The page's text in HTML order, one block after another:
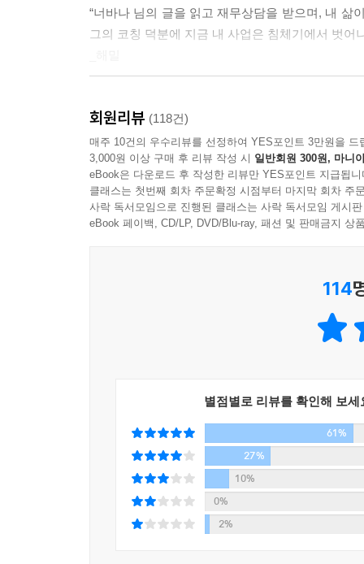
수익을 냈던 선배 투자자라고 해서 그가 권하는
자신이 없다면, 좀 더 기다리라. 기다리는 것 또한
객관적 정보만 편집되어 있는 책의 정보에 비해
도 하고, 책에 비해 비교적 실시간으로 공유되는
험을 통해 여러 아이디어를 얻을 수 있다는 것도
온라인상에서 좋은 동료를 만나기를 권한다. 투자
--- 4장_ 월급쟁이를 위한 재테크 노하우 | p.170
람들이었다. 투자하기 전에는 실제로 부동산 투
--- 4장_ 월급쟁이를 위한 재테크 노하우 | p.204
‘10년 안에 10억 만들기’는 이를 모토로 내건 ‘텐
배만 불려주는 재테크에 집착하고 있는 대중의
처음 마련한 후 지금까지 어떠한 방식으로 급여
《나는 부동산과 맞벌이한다》의 차별적 장점은
이른바 ‘10년간 10억 모으는 프로젝트’는 매월
것이다. 억대 연봉자가 아니고서야 생활비를 제외
원, 500만 원, 심지어 돈 없이도 집을 장만했다
2장은 실제로 월급쟁이인 저자 너바나가 구축한
위해 독자들이 가장 먼저 생각해야 할 것들이 담
“나는 부동산과 맞벌이하는, 월급쟁이 부자다!”
월급쟁이로서 돈 걱정 없이 살고 싶다면,
자아실현을 위한 직장생활을 하고 싶다면!
그동안 재테크 분야에서 ‘월급쟁이 부자’라는
저자는 월급쟁이 부자이지만, 월급만으로 부자
창출하는 시스템을 마련하는 투자와 직장생활을
“너바나 님의 글을 읽고 재무상담을 받으며, 내 삶
그의 코칭 덕분에 지금 내 사업은 침체기에서 벗
제시해주었다. 너바나 님의 글을 읽고 나도 언젠가
_미스터K
“전업투자자가 아닌 직장인으로서, 실패하지 않
공부하고 준비해서 목표하는 바를 이루어간 너바
가고 멀리 가려면 함께 가라’는 말을 강조하시는
“개인적으로도 알고 있는 너바나 님은 ‘남을 돕
“너바나 님의 글과 재무 코칭 때문에 투자에 전
너바나 님의 글을 추천한다. 그리고 너바나 님에게
_둥이언니
“하루하루 열심히 살았지만 어느 순간 내가 어
되었다. 진실성 있는 글과 진심어린 조언이 흐릿
회원리뷰 (118건)
매주 10건의 우수리뷰를 선정하여 YES포인트 3만원을 드
3,000원 이상 구매 후 리뷰 작성 시 일반회원 300원, 마니
eBook은 다운로드 후 작성한 리뷰만 YES포인트 지급됩니
클래스는 첫번째 회차 주문확정 시점부터 마지막 회차 주
사락 독서모임으로 진행된 클래스는 사락 독서모임 게시
eBook 페이백, CD/LP, DVD/Blu-ray, 패션 및 판매금지 상
114
별점별로 리뷰를 확인해 보세
61%
27%
10%
0%
2%